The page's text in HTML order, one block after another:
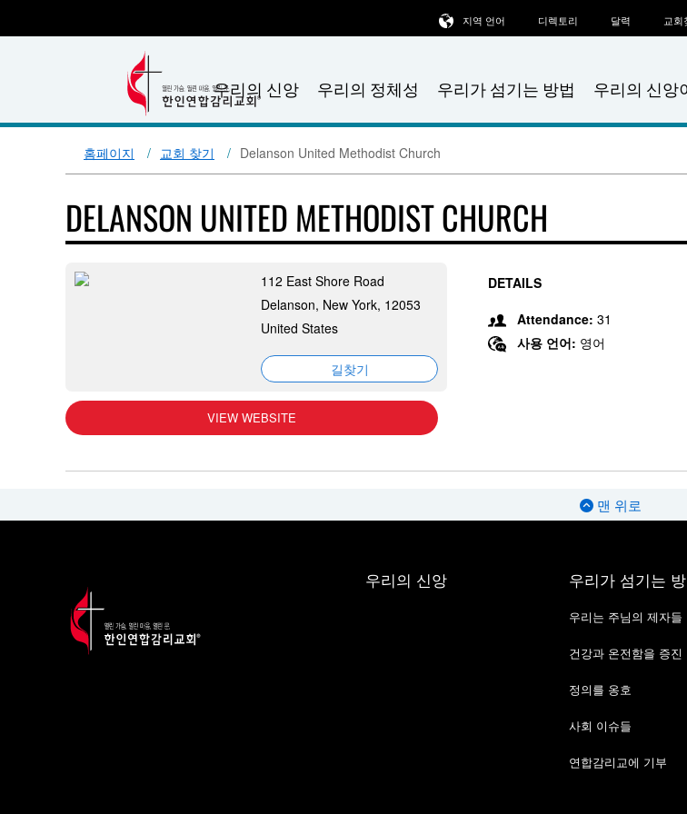
우리의 신앙 우리의 정체성 우리가 섬기는 방법 우리의 신앙
지역 언어 디렉토리 달력 교회
홈페이지 교회 찾기 Delanson United Methodist Church
DELANSON UNITED METHODIST CHURCH
112 East Shore Road
Delanson, New York, 12053
United States
길찾기
VIEW WEBSITE
DETAILS
Attendance: 31
사용 언어: 영어
맨 위로
우리의 신앙 우리가 섬기는
우리는 주님의 제자들
건강과 온전함을 증진
정의를 옹호
사회 이슈들
연합감리교에 기부